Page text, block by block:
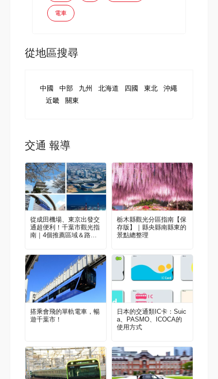
電車
從地區搜尋
中國 中部 九州 北海道 四國 東北
沖繩
近畿
關東
交通 報導
從成田機場、東京出發交
通超便利！千葉市觀光指
南｜4個推薦區域＆路線
栃木縣觀光分區指南【保
存版】｜縣央縣南縣東的
景點總整理
搭乘會飛的單軌電車，暢
遊千葉市！
日本的交通類IC卡：Suic
a、PASMO、ICOCA的
使用方式